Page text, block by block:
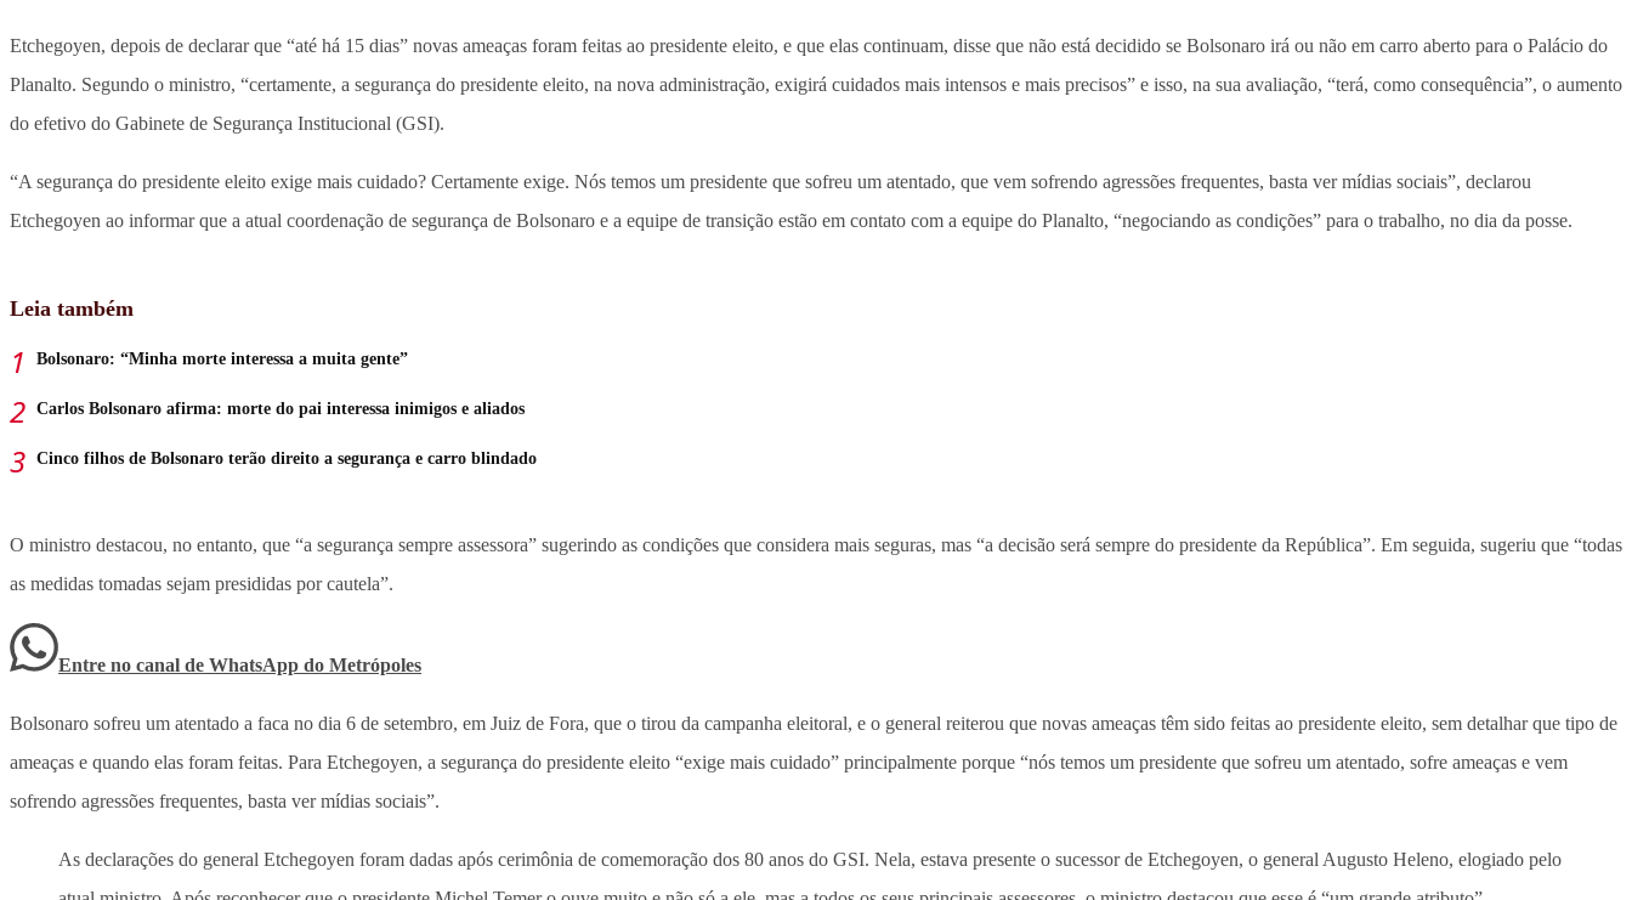
Etchegoyen, depois de declarar que “até há 15 dias” novas ameaças foram feitas ao presidente eleito, e que elas continuam, disse que não está decidido se Bolsonaro irá ou não em carro aberto para o Palácio do
Planalto. Segundo o ministro, “certamente, a segurança do presidente eleito, na nova administração, exigirá cuidados mais intensos e mais precisos” e isso, na sua avaliação, “terá, como consequência”, o aumento
do efetivo do Gabinete de Segurança Institucional (GSI).
“A segurança do presidente eleito exige mais cuidado? Certamente exige. Nós temos um presidente que sofreu um atentado, que vem sofrendo agressões frequentes, basta ver mídias sociais”, declarou
Etchegoyen ao informar que a atual coordenação de segurança de Bolsonaro e a equipe de transição estão em contato com a equipe do Planalto, “negociando as condições” para o trabalho, no dia da posse.
Leia também
Bolsonaro: “Minha morte interessa a muita gente”
Carlos Bolsonaro afirma: morte do pai interessa inimigos e aliados
Cinco filhos de Bolsonaro terão direito a segurança e carro blindado
O ministro destacou, no entanto, que “a segurança sempre assessora” sugerindo as condições que considera mais seguras, mas “a decisão será sempre do presidente da República”. Em seguida, sugeriu que “todas
as medidas tomadas sejam presididas por cautela”.
Entre no canal de WhatsApp do Metrópoles
Bolsonaro sofreu um atentado a faca no dia 6 de setembro, em Juiz de Fora, que o tirou da campanha eleitoral, e o general reiterou que novas ameaças têm sido feitas ao presidente eleito, sem detalhar que tipo de
ameaças e quando elas foram feitas. Para Etchegoyen, a segurança do presidente eleito “exige mais cuidado” principalmente porque “nós temos um presidente que sofreu um atentado, sofre ameaças e vem
sofrendo agressões frequentes, basta ver mídias sociais”.
As declarações do general Etchegoyen foram dadas após cerimônia de comemoração dos 80 anos do GSI. Nela, estava presente o sucessor de Etchegoyen, o general Augusto Heleno, elogiado pelo